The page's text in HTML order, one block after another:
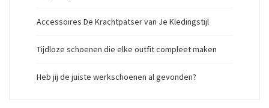
Accessoires De Krachtpatser van Je Kledingstijl
Tijdloze schoenen die elke outfit compleet maken
Heb jij de juiste werkschoenen al gevonden?